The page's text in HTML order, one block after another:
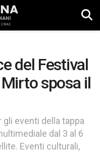
del Festival
sposa il
eventi della tappa
dal 3 al 6
Eventi culturali,